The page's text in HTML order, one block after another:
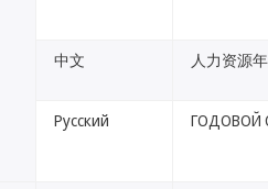
中文 人力资源
Русский ГОДОВОЙ